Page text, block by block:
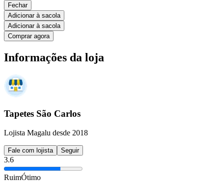
Fechar
Adicionar à sacola
Adicionar à sacola
Comprar agora
Informações da loja
Tapetes São Carlos
Lojista Magalu desde 2018
Fale com lojista Seguir
3.6
RuimÓtimo